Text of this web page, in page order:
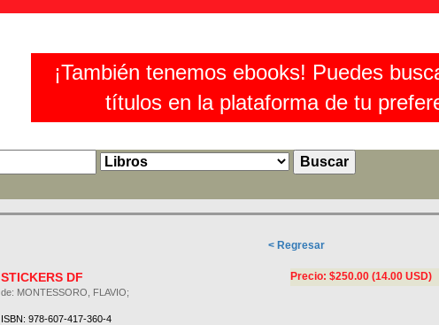
¡También tenemos ebooks! Puedes
títulos en la plataforma de tu
< Regresar
STICKERS DF Precio: $250.00 (14.00 USD)
de: MONTESSORO, FLAVIO;
ISBN: 978-607-417-360-4